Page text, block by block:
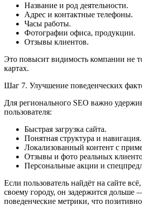
Название и род деятельности.
Адрес и контактные телефоны.
Часы работы.
Фотографии офиса, продукции.
Отзывы клиентов.
Это повысит видимость компании не
картах.
Шаг 7. Улучшение поведенческих
Для регионального SEO важно
пользователя:
Быстрая загрузка сайта.
Понятная структура и навигация.
Локализованный контент с
Отзывы и фото реальных
Персональные акции и
Если пользователь найдёт на сайте
своему городу, он задержится дольше
поведенческие метрики, что